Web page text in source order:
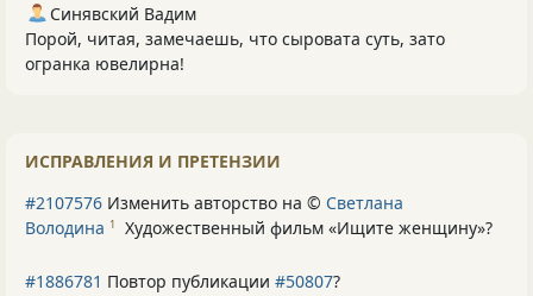
Синявский Вадим
Порой, читая, замечаешь, что сыровата суть, зато
огранка ювелирна!
ИСПРАВЛЕНИЯ И ПРЕТЕНЗИИ
#2107576 Изменить авторство на © Светлана
Володина 1 Художественный фильм «Ищите женщину»?
#1886781 Повтор публикации #50807?